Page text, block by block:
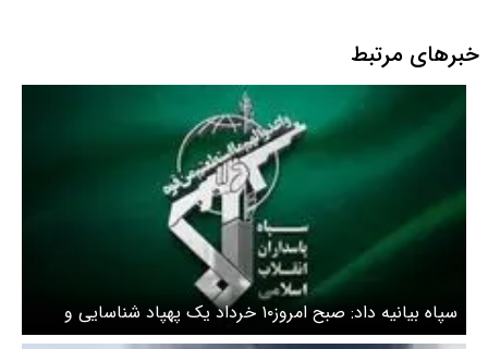
خبرهای مرتبط
سپاه بیانیه داد: صبح امروز۱۰ خرداد یک پهپاد شناسایی و
منهدم شد